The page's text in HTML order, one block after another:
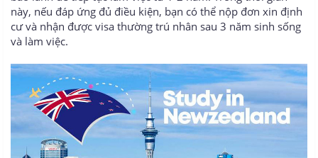
này, nếu đáp ứng đủ điều kiện, bạn có thể nộp đơn xin định
cư và nhận được visa thường trú nhân sau 3 năm sinh sống
và làm việc.